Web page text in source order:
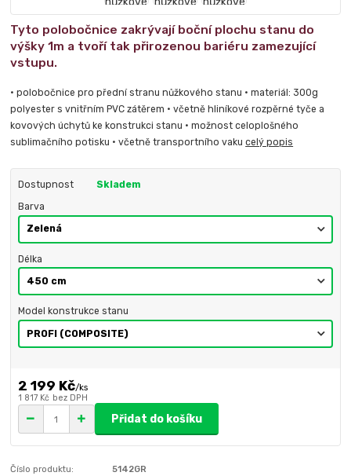
Tyto polobočnice zakrývají boční plochu stanu do
výšky 1m a tvoří tak přirozenou bariéru zamezující
vstupu.
• polobočnice pro přední stranu nůžkového stanu • materiál: 300g
polyester s vnitřním PVC zátěrem • včetně hliníkové rozpěrné tyče a
kovových úchytů ke konstrukci stanu • možnost celoplošného
sublimačního potisku • včetně transportního vakucelý popis
Dostupnost Skladem
Barva
Délka
Model konstrukce stanu
2 199 Kč/ks
1 817 Kč bez DPH
Přidat do košíku
Číslo produktu: 5142GR